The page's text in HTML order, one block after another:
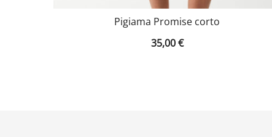
Pigiama Promise corto
35,00€